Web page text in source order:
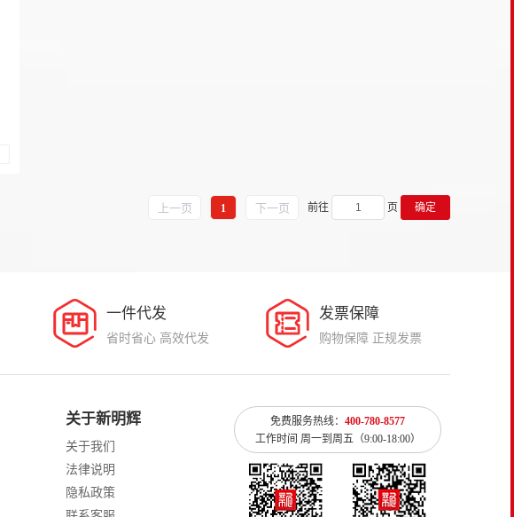
上一页 1 下一页 前往 页 确定
一件代发
省时省心 高效代发
发票保障
购物保障 正规发票
关于新明辉
关于我们
法律说明
隐私政策
免费服务热线： 400-780-8577
工作时间 周一到周五（9:00-18:00）